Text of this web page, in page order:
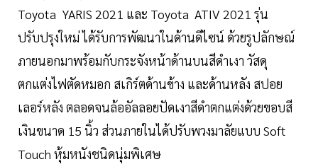
Toyota YARIS 2021 และ Toyota ATIV 2021 รุ่น
ปรับปรุงใหม่ ได้รับการพัฒนาในด้านดีไซน์ ด้วยรูปลักษณ์
ภายนอกมาพร้อมกับกระจังหน้าด้านบนสีดำเงา วัสดุ
ตกแต่งไฟตัดหมอก สเกิร์ตด้านข้าง และด้านหลัง สปอย
เลอร์หลัง ตลอดจนล้ออัลลอยปัดเงาสีดำตกแต่งด้วยขอบสี
เงินขนาด 15 นิ้ว ส่วนภายในได้ปรับพวงมาลัยแบบ Soft
Touch หุ้มหนังชนิดนุ่มพิเศษ